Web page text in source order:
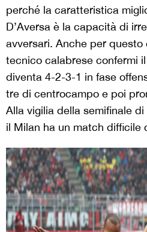
perché la caratteristica
D’Aversa è la capacità di
avversari. Anche per
tecnico calabrese confermi
diventa 4-2-3-1 in fase
tre di centrocampo e poi
Alla vigilia della semifinale
il Milan ha un match difficile